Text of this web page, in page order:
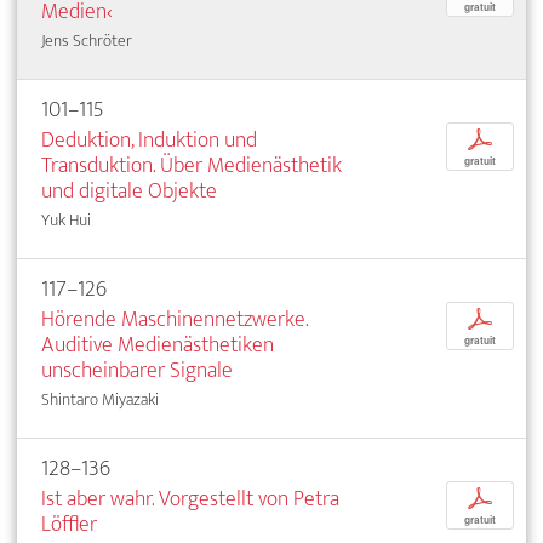
Medien‹
Jens Schröter
gratuit
101–115
Deduktion, Induktion und
Transduktion. Über Medienästhetik
und digitale Objekte
Yuk Hui
p
gratuit
117–126
Hörende Maschinennetzwerke.
Auditive Medienästhetiken
unscheinbarer Signale
Shintaro Miyazaki
p
gratuit
128–136
Ist aber wahr. Vorgestellt von Petra
Löffler
p
gratuit